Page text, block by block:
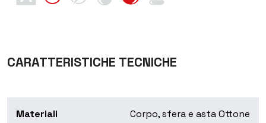
CARATTERISTICHE TECNICHE
Materiali Corpo, sfera e asta Ottone